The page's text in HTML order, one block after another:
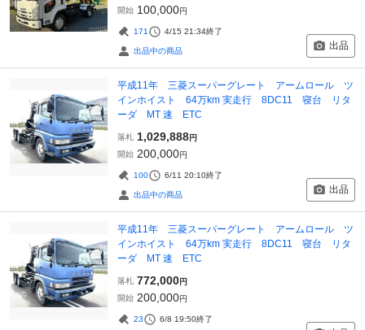
開始 100,000円
171 4/15 21:34終了
出品中の商品 出品
平成11年 三菱スーパーグレート アームロール ツ
インホイスト 64万km 実走行 8DC11 寝台 リタ
ーダ MT 速 ETC
落札 1,029,888円
開始 200,000円
100 6/11 20:10終了
出品中の商品 出品
平成11年 三菱スーパーグレート アームロール ツ
インホイスト 64万km 実走行 8DC11 寝台 リタ
ーダ MT 速 ETC
落札 772,000円
開始 200,000円
23 6/8 19:50終了